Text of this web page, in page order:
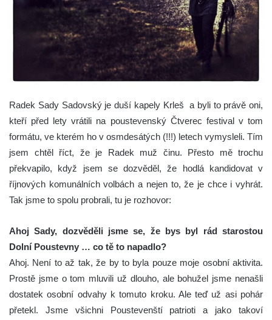
Radek Sady Sadovský je duší kapely Krleš a byli to právě oni,
kteří před lety vrátili na poustevenský Čtverec festival v tom
formátu, ve kterém ho v osmdesátých (!!!) letech vymysleli. Tím
jsem chtěl říct, že je Radek muž činu. Přesto mě trochu
překvapilo, když jsem se dozvěděl, že hodlá kandidovat v
říjnových komunálních volbách a nejen to, že je chce i vyhrát.
Tak jsme to spolu probrali, tu je rozhovor:
Ahoj Sady, dozvěděli jsme se, že bys byl rád starostou
Dolní Poustevny … co tě to napadlo?
Ahoj. Není to až tak, že by to byla pouze moje osobní aktivita.
Prostě jsme o tom mluvili už dlouho, ale bohužel jsme nenašli
dostatek osobní odvahy k tomuto kroku. Ale teď už asi pohár
přetekl. Jsme všichni Poustevenští patrioti a jako takoví